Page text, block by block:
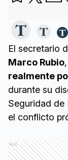
El secretario
Marco Rubio
realmente
durante su
Seguridad de
el conflicto
Ads